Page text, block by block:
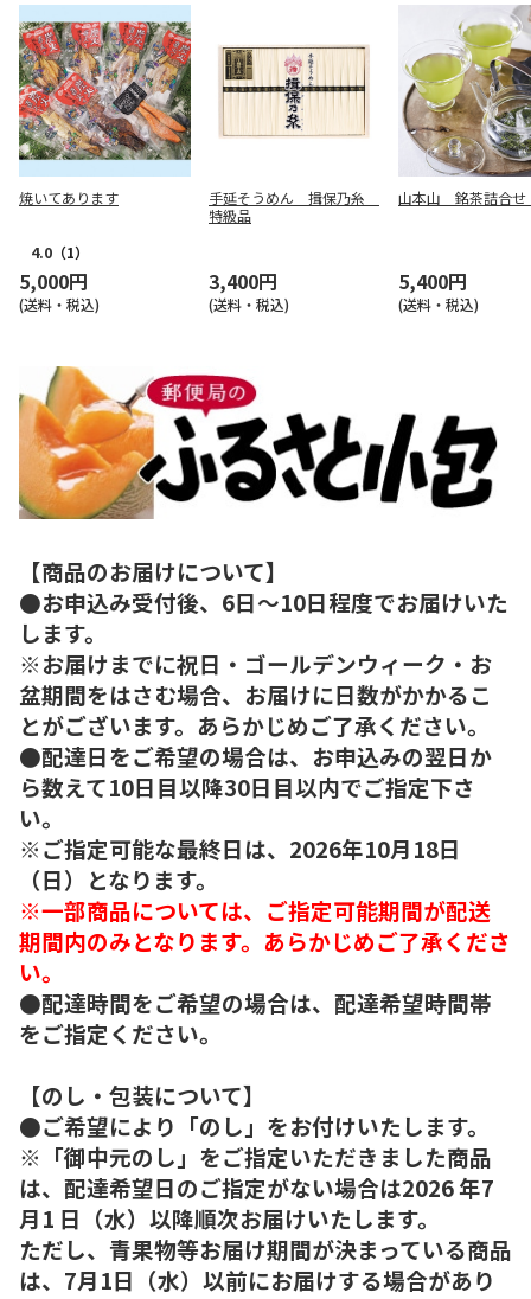
焼いてあります
4.0 （1）
5,000円
(送料・税込)
手延そうめん 揖保乃糸
特級品
3,400円
(送料・税込)
山本山 銘茶詰合
5,400円
(送料・税込)
【商品のお届けについて】
●お申込み受付後、6日～10日程度でお届けいた
します。
※お届けまでに祝日・ゴールデンウィーク・お
盆期間をはさむ場合、お届けに日数がかかるこ
とがございます。あらかじめご了承ください。
●配達日をご希望の場合は、お申込みの翌日か
ら数えて10日目以降30日目以内でご指定下さ
い。
※ご指定可能な最終日は、2026年10月18日
（日）となります。
※一部商品については、ご指定可能期間が配送
期間内のみとなります。あらかじめご了承くださ
い。
●配達時間をご希望の場合は、配達希望時間帯
をご指定ください。
【のし・包装について】
●ご希望により「のし」をお付けいたします。
※「御中元のし」をご指定いただきました商品
は、配達希望日のご指定がない場合は2026 年7
月1 日（水）以降順次お届けいたします。
ただし、青果物等お届け期間が決まっている商品
は、7月1日（水）以前にお届けする場合があり